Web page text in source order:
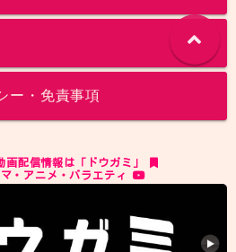
ー・免責事項
画配信情報は「ドウガミ」
・アニメ・バラエティ